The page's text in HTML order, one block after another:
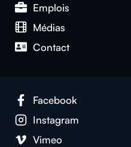
Emplois
Médias
Con­tact
Face­book
Insta­gram
Vimeo